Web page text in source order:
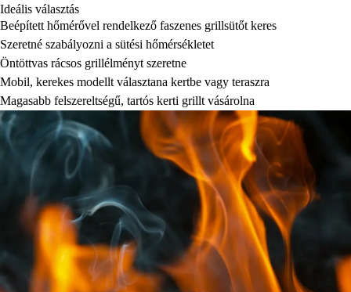
Ideális választás
Beépített hőmérővel rendelkező faszenes grillsütőt keres
Szeretné szabályozni a sütési hőmérsékletet
Öntöttvas rácsos grillélményt szeretne
Mobil, kerekes modellt választana kertbe vagy teraszra
Magasabb felszereltségű, tartós kerti grillt vásárolna